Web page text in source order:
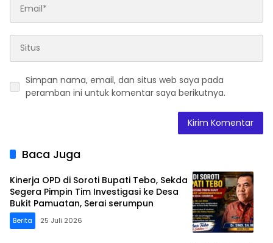
Simpan nama, email, dan situs web saya pada
peramban ini untuk komentar saya berikutnya.
Baca Juga
Kinerja OPD di Soroti Bupati Tebo, Sekda
Segera Pimpin Tim Investigasi ke Desa
Bukit Pamuatan, Serai serumpun
Berita 25 Juli 2026